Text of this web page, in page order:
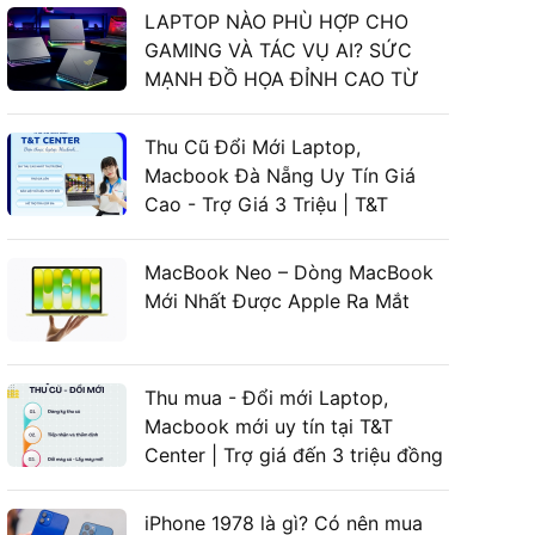
LAPTOP NÀO PHÙ HỢP CHO
GAMING VÀ TÁC VỤ AI? SỨC
MẠNH ĐỒ HỌA ĐỈNH CAO TỪ
LAPTOP ASUS GAMING
Thu Cũ Đổi Mới Laptop,
Macbook Đà Nẵng Uy Tín Giá
Cao - Trợ Giá 3 Triệu | T&T
Center
MacBook Neo – Dòng MacBook
Mới Nhất Được Apple Ra Mắt
Thu mua - Đổi mới Laptop,
Macbook mới uy tín tại T&T
Center | Trợ giá đến 3 triệu đồng
iPhone 1978 là gì? Có nên mua